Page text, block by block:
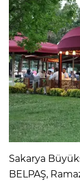
Sakarya
BELPAŞ,